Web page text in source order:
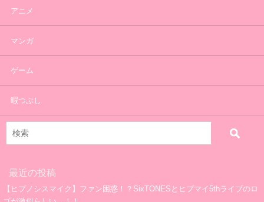
アニメ
マンガ
ゲーム
暇つぶし
最近の投稿
【ヒプノシスマイク】ファン困惑！？SixTONESとヒプマイ5thライブのロ